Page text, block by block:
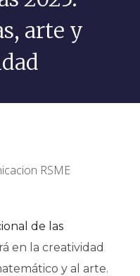
arte y
RSME
de las
en la creatividad
y al arte.